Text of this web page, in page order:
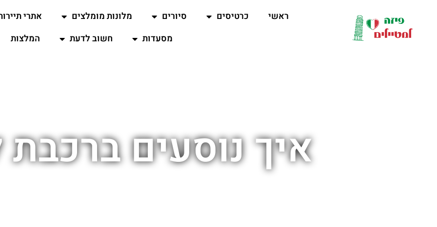
ראשי כרטיסים סיורים מלונות מומלצים אתרי
מסעדות
חשוב לדעת המלצות
איך נוסעים ברכבת